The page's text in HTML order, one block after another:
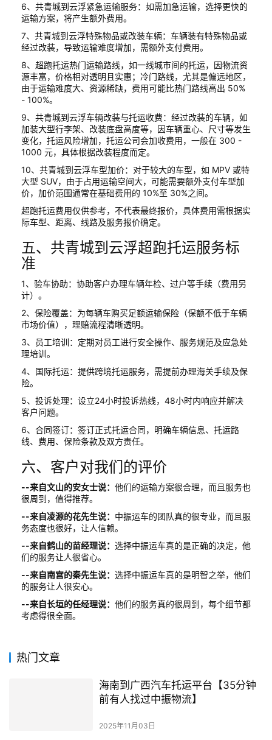
6、共青城到云浮紧急运输服务：如需加急运输，选择更快的
运输方案，将产生额外费用。
7、共青城到云浮特殊物品或改装车辆：车辆装有特殊物品或
经过改装，导致运输难度增加，需额外支付费用。
8、超跑托运热门运输路线，如一线城市间的托运，因物流资
源丰富，价格相对透明且实惠；冷门路线，尤其是偏远地区，
由于运输难度大、资源稀缺，费用可能比热门路线高出 50%
- 100%。
9、共青城到云浮车辆改装与托运收费：经过改装的车辆，如
加装大型行李架、改装底盘高度等，因车辆重心、尺寸等发生
变化，托运风险增加，托运公司会加收费用，一般在 300 -
1000 元，具体根据改装程度而定。
10、共青城到云浮车型加价：对于较大的车型，如 MPV 或特
大型 SUV，由于占用运输空间大，可能需要额外支付车型加
价，加价范围通常在基础费用的 10%至 30%之间。
超跑托运费用仅供参考，不代表最终报价，具体费用需根据实
际车型、距离、线路及服务报价确定。
五、共青城到云浮超跑托运服务标
准
1、验车协助：协助客户办理车辆年检、过户等手续（费用另
计）。
2、保险覆盖：为每辆车购买足额运输保险（保额不低于车辆
市场价值），理赔流程清晰透明。
3、员工培训：定期对员工进行安全操作、服务规范及应急处
理培训。
4、国际托运：提供跨境托运服务，需提前办理海关手续及保
险。
5、投诉处理：设立24小时投诉热线，48小时内响应并解决
客户问题。
6、合同签订：签订正式托运合同，明确车辆信息、托运路
线、费用、保险条款及双方责任。
六、客户对我们的评价
--来自文山的安女士说： 他们的运输方案很合理，而且服务也
很周到，值得推荐。
--来自凌源的花先生说： 中振运车的团队真的很专业，而且服
务态度也很好，让人信赖。
--来自鹤山的苗经理说： 选择中振运车真的是正确的决定，他
们的服务让人很省心。
--来自南宫的秦先生说： 选择中振运车真的是明智之举，他们
的服务让人很安心。
--来自长垣的任经理说： 他们的服务真的很周到，每个细节都
考虑得很全面。
热门文章
海南到广西汽车托运平台【35分钟
前有人找过中振物流】
2025年11月03日